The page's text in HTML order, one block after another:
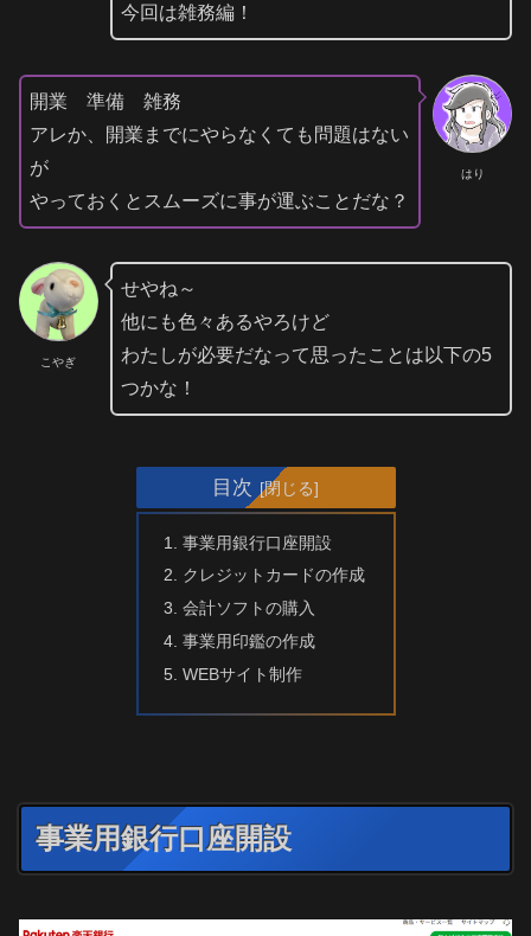
今回は雑務編！
はり
開業 準備 雑務
アレか、開業までにやらなくても問題はない
が
やっておくとスムーズに事が運ぶことだな？
こやぎ
せやね～
他にも色々あるやろけど
わたしが必要だなって思ったことは以下の5
つかな！
目次
事業用銀行口座開設
クレジットカードの作成
会計ソフトの購入
事業用印鑑の作成
WEBサイト制作
事業用銀行口座開設